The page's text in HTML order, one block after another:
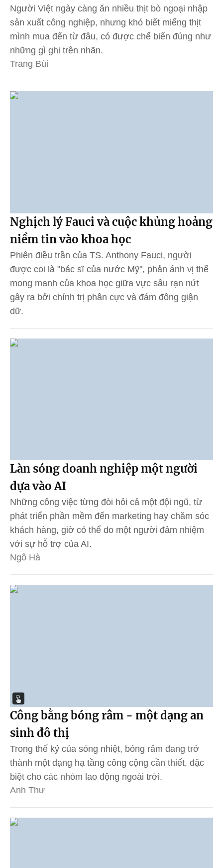
Người Việt ngày càng ăn nhiều thịt bò ngoại nhập
sản xuất công nghiệp, nhưng khó biết miếng thịt
mình mua đến từ đâu, có được chế biến đúng như
những gì ghi trên nhãn.
Trang Bùi
Nghịch lý Fauci và cuộc khủng hoảng
niềm tin vào khoa học
Phiên điều trần của TS. Anthony Fauci, người
được coi là "bác sĩ của nước Mỹ", phản ánh vị thế
mong manh của khoa học giữa vực sâu rạn nứt
gây ra bởi chính trị phân cực và đám đông giận
dữ.
Làn sóng doanh nghiệp một người
dựa vào AI
Những công việc từng đòi hỏi cả một đội ngũ, từ
phát triển phần mềm đến marketing hay chăm sóc
khách hàng, giờ có thể do một người đảm nhiệm
với sự hỗ trợ của AI.
Ngô Hà
Công bằng bóng râm - một dạng an
sinh đô thị
Trong thế kỷ của sóng nhiệt, bóng râm đang trở
thành một dạng hạ tầng công cộng cần thiết, đặc
biệt cho các nhóm lao động ngoài trời.
Anh Thư